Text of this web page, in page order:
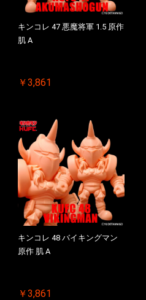
キンコレ 47 悪魔将軍 1.5 原作
肌 A
￥3,861
キンコレ 48 バイキングマン
原作 肌 A
￥3,861